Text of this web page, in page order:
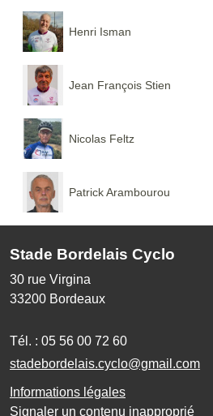
Henri Isman
Jean François Stien
Nicolas Feltz
Patrick Arambourou
Stade Bordelais Cyclo
30 rue Virgina
33200 Bordeaux
Tél. : 05 56 00 72 60
stadebordelais.cyclo@gmail.com
Informations légales
Signaler un contenu inapproprié